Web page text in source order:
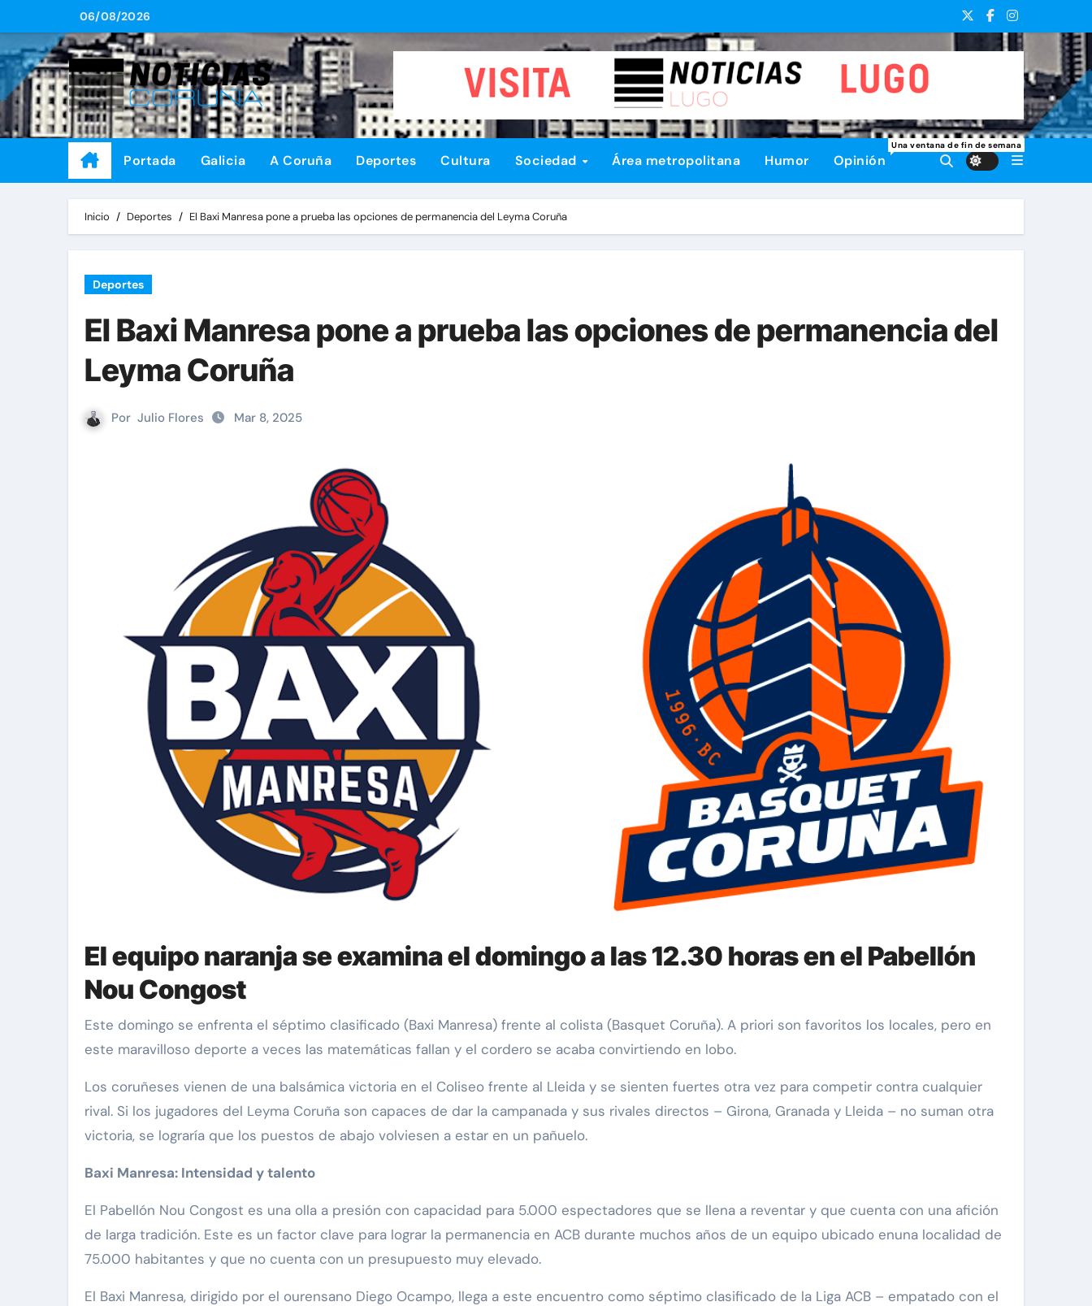
al
contenido
06/08/2026
Portada Galicia A Coruña Deportes Cultura Sociedad Área metropolitana Humor Opinión
Una ventana de fin de semana
Inicio Deportes El Baxi Manresa pone a prueba las opciones de permanencia del Leyma Coruña
Deportes
El Baxi Manresa pone a prueba las opciones de permanencia del
Leyma Coruña
Por Julio Flores Mar 8, 2025
El equipo naranja se examina el domingo a las 12.30 horas en el Pabellón
Nou Congost
Este domingo se enfrenta el séptimo clasificado (Baxi Manresa) frente al colista (Basquet Coruña). A priori son favoritos los locales, pero en
este maravilloso deporte a veces las matemáticas fallan y el cordero se acaba convirtiendo en lobo.
Los coruñeses vienen de una balsámica victoria en el Coliseo frente al Lleida y se sienten fuertes otra vez para competir contra cualquier
rival. Si los jugadores del Leyma Coruña son capaces de dar la campanada y sus rivales directos – Girona, Granada y Lleida – no suman otra
victoria, se lograría que los puestos de abajo volviesen a estar en un pañuelo.
Baxi Manresa: Intensidad y talento
El Pabellón Nou Congost es una olla a presión con capacidad para 5.000 espectadores que se llena a reventar y que cuenta con una afición
de larga tradición. Este es un factor clave para lograr la permanencia en ACB durante muchos años de un equipo ubicado enuna localidad de
75.000 habitantes y que no cuenta con un presupuesto muy elevado.
El Baxi Manresa, dirigido por el ourensano Diego Ocampo, llega a este encuentro como séptimo clasificado de la Liga ACB – empatado con el